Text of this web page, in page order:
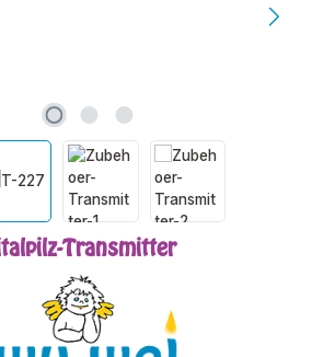
Transmitter